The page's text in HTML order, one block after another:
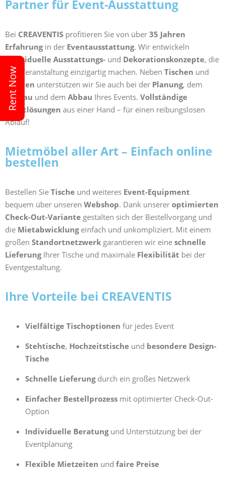
Rent Now
Partner für Event-Ausstattung
Bei CREAVENTIS profitieren Sie von über 35 Jahren
Erfahrungin der Eventausstattung. Wir entwickeln
individuelle Ausstattungs- und Dekorationskonzepte, die
Ihre Veranstaltung einzigartig machen. Neben Tischen und
Stühlen unterstützen wir Sie auch bei der Planung, dem
Aufbau und dem Abbau Ihres Events. Vollständige
Eventlösungen aus einer Hand – für einen reibungslosen
Ablauf!
Mietmöbel aller Art – Einfach online
bestellen
Bestellen Sie Tische und weiteres Event-Equipment
bequem über unseren Webshop. Dank unserer optimierten
Check-Out-Variante gestalten sich der Bestellvorgang und
die Mietabwicklungeinfach und unkompliziert. Mit einem
großen Standortnetzwerk garantieren wir eine schnelle
LieferungIhrer Tische und maximale Flexibilität bei der
Eventgestaltung.
Ihre Vorteile bei CREAVENTIS
Vielfältige Tischoptionen für jedes Event
Stehtische, Hochzeitstische und besondere Design-
Tische
Schnelle Lieferungdurch ein großes Netzwerk
Einfacher Bestellprozess mit optimierter Check-Out-
Option
Individuelle Beratungund Unterstützung bei der
Eventplanung
Flexible Mietzeiten und faire Preise